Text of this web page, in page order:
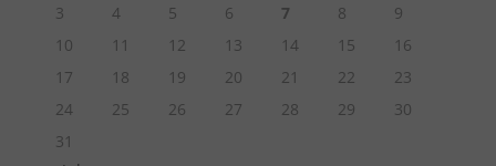
3
4 5 6 7 8
9
10
11 12 13 14 15
16
17
18 19 20 21 22
23
24
25 26 27 28 29
30
31